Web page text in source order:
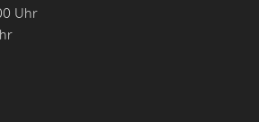
Uhr